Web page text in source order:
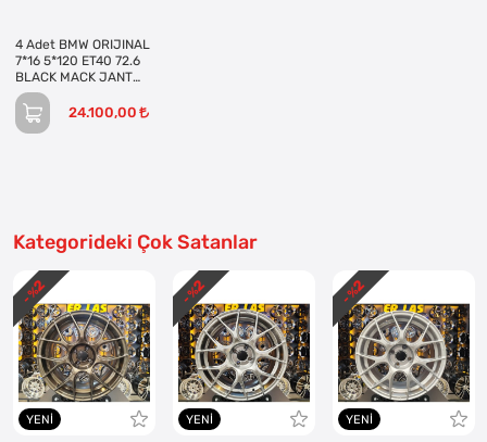
4 Adet BMW ORIJINAL
7*16 5*120 ET40 72.6
BLACK MACK JANT
REVİZE EDİLMİŞ
(Takım)
24.100,00
Kategorideki Çok Satanlar
YENI
- %
2
YENI
- %
2
YENI
- %
2